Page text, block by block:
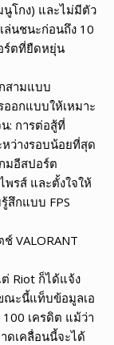
นูโกง) และไม่มีตัว
ล่นชนะก่อนถึง 10
ร์ตที่ยืดหยุ่น
สามแบบ
ออกแบบให้เหมาะ
: การต่อสู้ที่
หว่างรอบน้อยที่สุด
มอีสปอร์ต
พรส์ และตั้งใจให้
สึกแบบ FPS
VALORANT
Riot ก็ได้แจ้ง
ณะนี้แท็บข้อมูลเอ
เครดิต แม้ว่า
ดเคลื่อนนี้จะได้